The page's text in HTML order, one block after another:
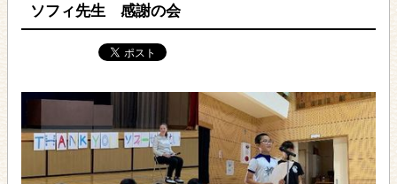
ソフィ先生 感謝の会